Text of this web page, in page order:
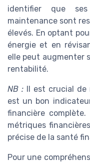
identifier que
maintenance sont
élevés. En optant
énergie et en
elle peut augmenter
rentabilité.
NB :Il est crucial de
est un bon
financière
métriques
précise de la santé
Pour une